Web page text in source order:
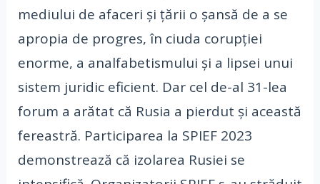
mediului de afaceri și țării o șansă de a se
apropia de progres, în ciuda corupției
enorme, a analfabetismului și a lipsei unui
sistem juridic eficient. Dar cel de-al 31-lea
forum a arătat că Rusia a pierdut și această
fereastră. Participarea la SPIEF 2023
demonstrează că izolarea Rusiei se